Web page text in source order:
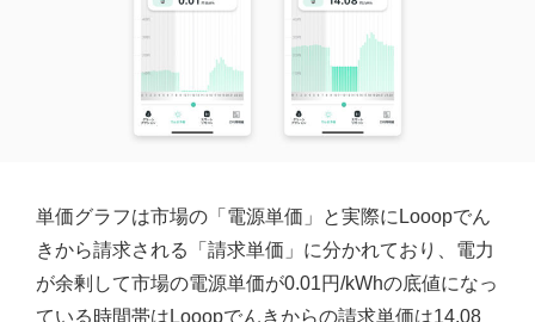
単価グラフは市場の「電源単価」と実際にLooopでん
きから請求される「請求単価」に分かれており、電力
が余剰して市場の電源単価が0.01円/kWhの底値になっ
ている時間帯はLooopでんきからの請求単価は14.08